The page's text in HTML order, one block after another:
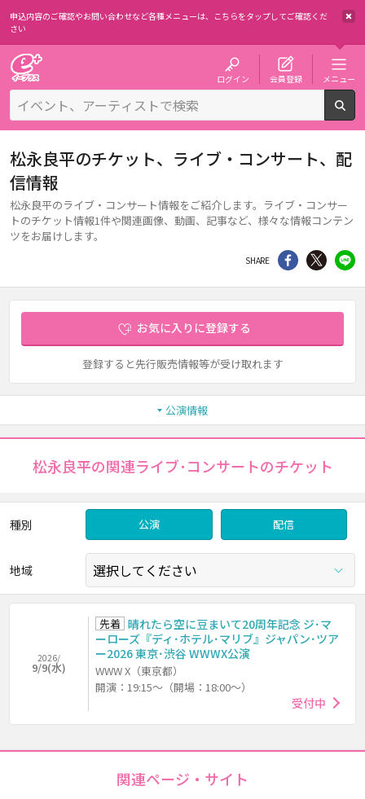
申込内容のご確認やお問い合わせなど各種メニューは、 こちらをタップしてご確認くだ
さい
ログイン 会員登録 メニュー
松永良平のチケット、ライブ・コンサート、配
信情報
松永良平のライブ・コンサート情報をご紹介します。ライブ・コンサー
トのチケット情報1件や関連画像、動画、記事など、様々な情報コンテン
ツをお届けします。
SHARE シェア Twitter
お気に入りに登録する
登録すると先行販売情報等が受け取れます
公演情報
松永良平の関連ライブ･コンサートのチケット
種別 公演 配信
地域
2026/
9/9(水)
先着 晴れたら空に豆まいて20周年記念 ジ･マ
ーローズ『ディ･ホテル･マリブ』ジャパン･ツア
ー2026 東京･渋谷 WWWX公演
WWW X（東京都）
開演：19:15～（開場：18:00～）
受付中
関連ページ・サイト